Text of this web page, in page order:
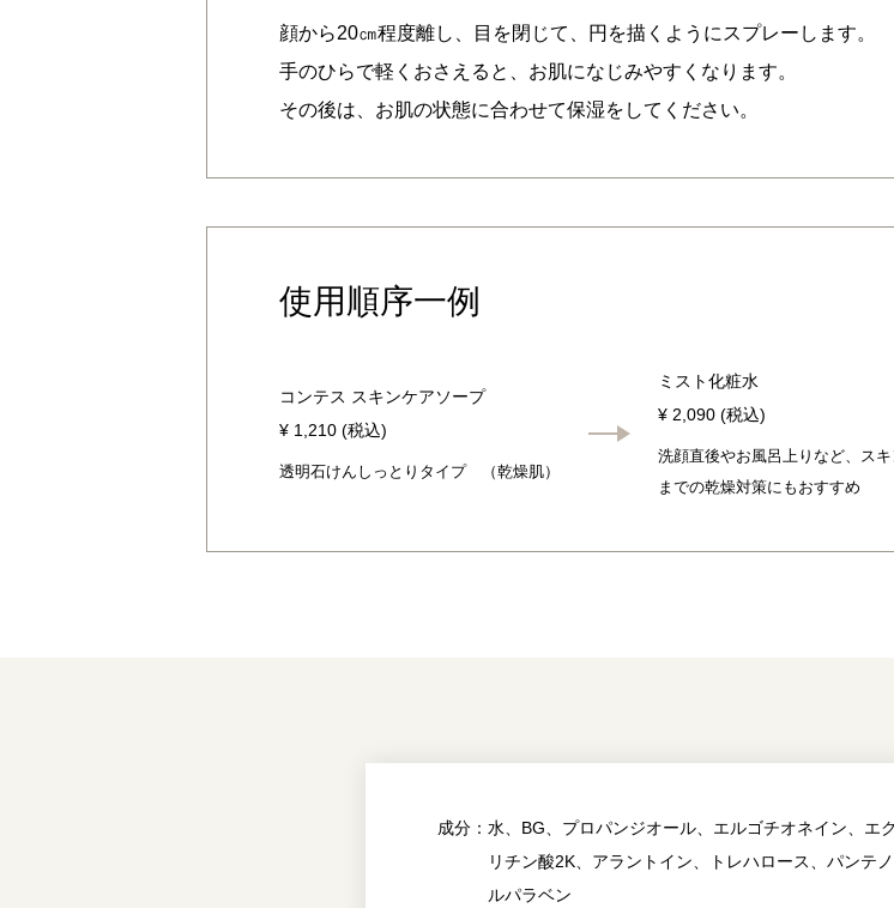
顔から20㎝程度離し、目を閉じて、円を描くようにスプレーします。
手のひらで軽くおさえると、お肌になじみやすくなります。
その後は、お肌の状態に合わせて保湿をしてください。
使用順序一例
コンテス スキンケアソープ
¥ 1,210 (税込)
透明石けんしっとりタイプ （乾燥肌）
ミスト化粧水
¥ 2,090 (税込)
洗顔直後やお風呂上りなど、ス
までの乾燥対策にもおすすめ
成分： 水、BG、プロパンジオール、エルゴチオネイン、エ
リチン酸2K、アラントイン、トレハロース、パンテ
ルパラベン